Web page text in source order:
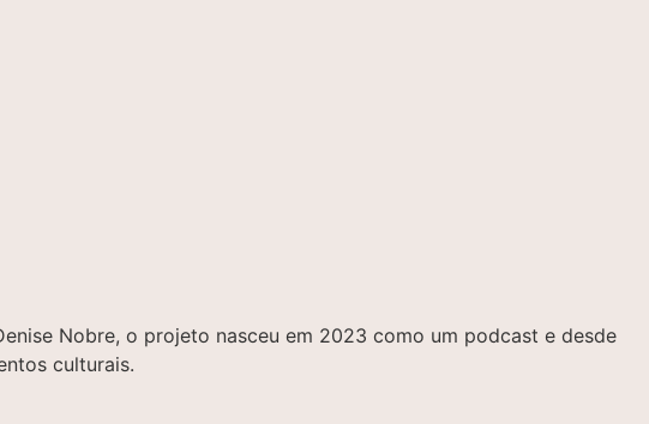
Nobre, o projeto nasceu em 2023 como um podcast e desde
culturais.